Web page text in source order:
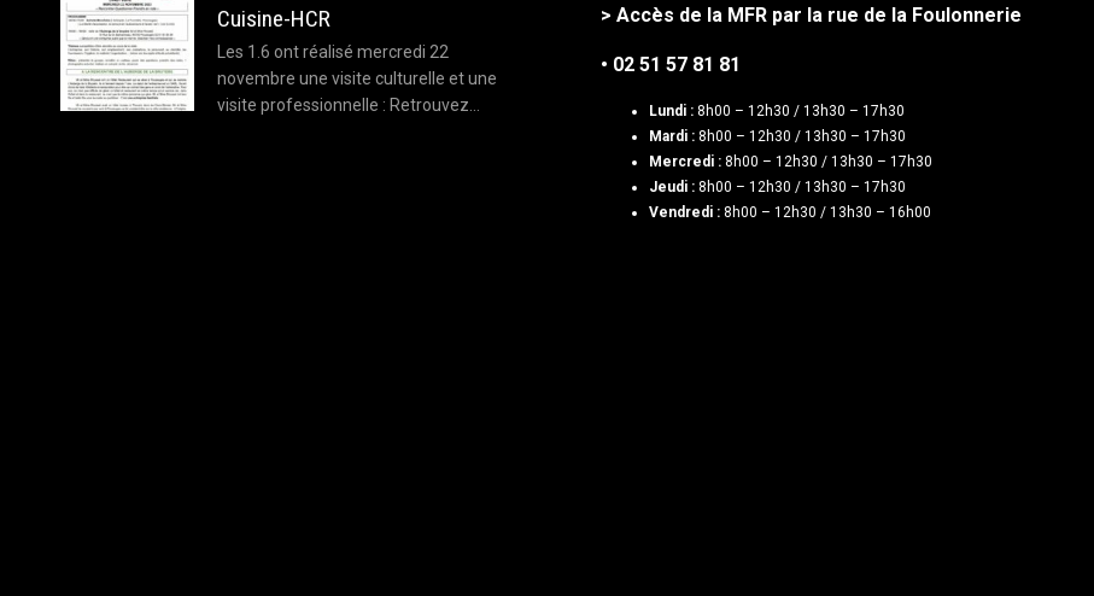
Cuisine-HCR
Les 1.6 ont réalisé mercredi 22
novembre une visite culturelle et une
visite professionnelle : Retrouvez…
> Accès de la MFR par la rue de la Foulonnerie
• 02 51 57 81 81
Lundi :8h00 – 12h30 / 13h30 – 17h30
Mardi :8h00 – 12h30 / 13h30 – 17h30
Mercredi :8h00 – 12h30 / 13h30 – 17h30
Jeudi :8h00 – 12h30 / 13h30 – 17h30
Vendredi :8h00 – 12h30 / 13h30 – 16h00